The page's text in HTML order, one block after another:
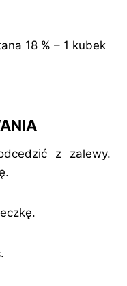
18 % – 1 kubek
z zalewy.